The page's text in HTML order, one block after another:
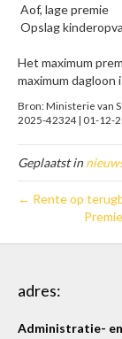
Aof, lage premie
Opslag
Het maximum
maximum dagloon
Bron: Ministerie van
2025-42324 | 01-12-
Geplaatst in
← Rente op
adres:
Administratie-